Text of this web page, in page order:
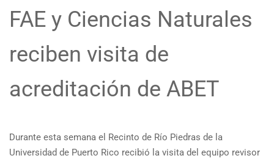
FAE y Ciencias Naturales
reciben visita de
acreditación de ABET
Durante esta semana el Recinto de Río Piedras de la
Universidad de Puerto Rico recibió la visita del equipo revisor